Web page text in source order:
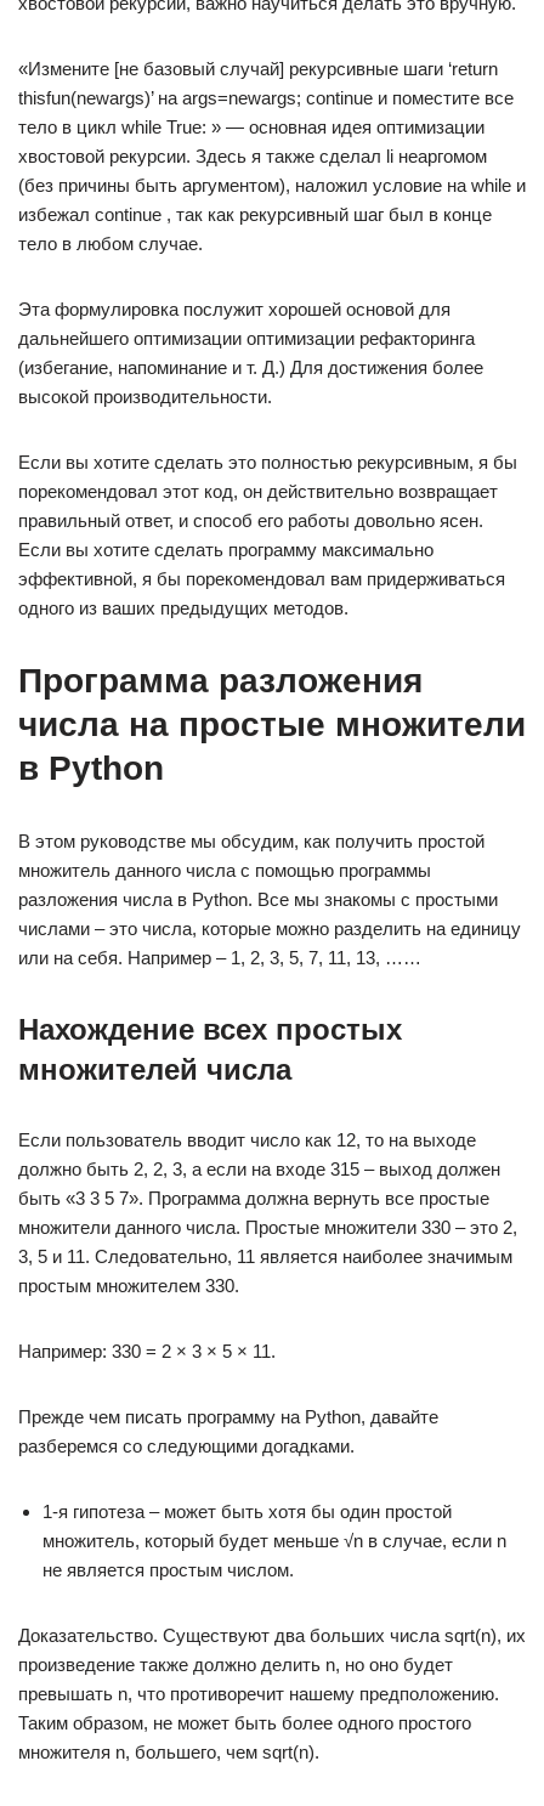
«Измените [не базовый случай] рекурсивные шаги ‘return
thisfun(newargs)’ на args=newargs; continue и поместите все
тело в цикл while True: » — основная идея оптимизации
хвостовой рекурсии. Здесь я также сделал li неаргомом
(без причины быть аргументом), наложил условие на while и
избежал continue , так как рекурсивный шаг был в конце
тело в любом случае.
Эта формулировка послужит хорошей основой для
дальнейшего оптимизации оптимизации рефакторинга
(избегание, напоминание и т. Д.) Для достижения более
высокой производительности.
Если вы хотите сделать это полностью рекурсивным, я бы
порекомендовал этот код, он действительно возвращает
правильный ответ, и способ его работы довольно ясен.
Если вы хотите сделать программу максимально
эффективной, я бы порекомендовал вам придерживаться
одного из ваших предыдущих методов.
Программа разложения
числа на простые множители
в Python
В этом руководстве мы обсудим, как получить простой
множитель данного числа с помощью программы
разложения числа в Python. Все мы знакомы с простыми
числами – это числа, которые можно разделить на единицу
или на себя. Например – 1, 2, 3, 5, 7, 11, 13, ……
Нахождение всех простых
множителей числа
Если пользователь вводит число как 12, то на выходе
должно быть 2, 2, 3, а если на входе 315 – выход должен
быть «3 3 5 7». Программа должна вернуть все простые
множители данного числа. Простые множители 330 – это 2,
3, 5 и 11. Следовательно, 11 является наиболее значимым
простым множителем 330.
Например: 330 = 2 × 3 × 5 × 11.
Прежде чем писать программу на Python, давайте
разберемся со следующими догадками.
1-я гипотеза – может быть хотя бы один простой
множитель, который будет меньше √n в случае, если n
не является простым числом.
Доказательство. Существуют два больших числа sqrt(n), их
произведение также должно делить n, но оно будет
превышать n, что противоречит нашему предположению.
Таким образом, не может быть более одного простого
множителя n, большего, чем sqrt(n).